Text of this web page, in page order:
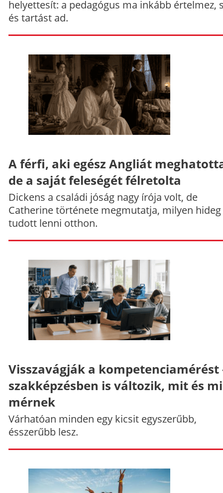
helyettesít: a pedagógus ma inkább értelmez,
és tartást ad.
A férfi, aki egész Angliát
de a saját feleségét félretolta
Dickens a családi jóság nagy írója volt, de
Catherine története megmutatja, milyen hideg
tudott lenni otthon.
Visszavágják a kompetenciamérést
szakképzésben is változik, mit és
mérnek
Várhatóan minden egy kicsit egyszerűbb,
ésszerűbb lesz.